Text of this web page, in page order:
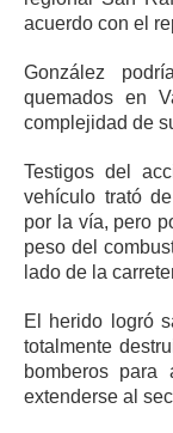
acuerdo con el
González
quemados en
complejidad de
Testigos del
vehículo trató
por la vía, pero
peso del
lado de la
El herido logró
totalmente
bomberos para
extenderse al